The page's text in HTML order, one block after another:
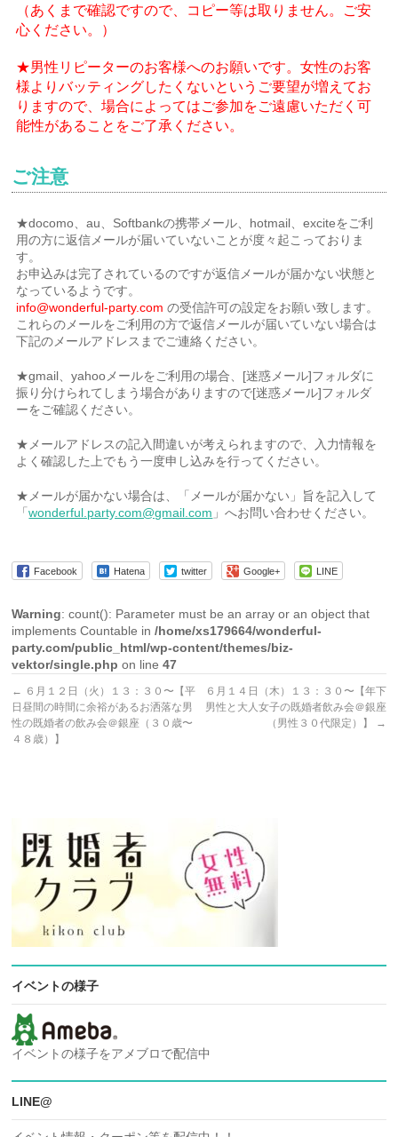
（あくまで確認ですので、コピー等は取りません。ご安
心ください。）
★男性リピーターのお客様へのお願いです。女性のお客
様よりバッティングしたくないというご要望が増えてお
りますので、場合によってはご参加をご遠慮いただく可
能性があることをご了承ください。
ご注意
★docomo、au、Softbankの携帯メール、hotmail、exciteをご利
用の方に返信メールが届いていないことが度々起こっておりま
す。
お申込みは完了されているのですが返信メールが届かない状態と
なっているようです。
info@wonderful-party.com の受信許可の設定をお願い致します。
これらのメールをご利用の方で返信メールが届いていない場合は
下記のメールアドレスまでご連絡ください。
★gmail、yahooメールをご利用の場合、[迷惑メール]フォルダに
振り分けられてしまう場合がありますので[迷惑メール]フォルダ
ーをご確認ください。
★メールアドレスの記入間違いが考えられますので、入力情報を
よく確認した上でもう一度申し込みを行ってください。
★メールが届かない場合は、「メールが届かない」旨を記入して
「wonderful.party.com@gmail.com 」へお問い合わせください。
Facebook Hatena twitter Google+ LINE
Warning: count(): Parameter must be an array or an object that
implements Countable in/home/xs179664/wonderful-
party.com/public_html/wp-content/themes/biz-
vektor/single.php on line47
← ６月１２日（火）１３：３０〜【平
日昼間の時間に余裕があるお洒落な男
性の既婚者の飲み会＠銀座（３０歳〜
４８歳）】
６月１４日（木）１３：３０〜【年下
男性と大人女子の既婚者飲み会＠銀座
（男性３０代限定）】
→
イベントの様子
イベントの様子をアメブロで配信中
LINE@